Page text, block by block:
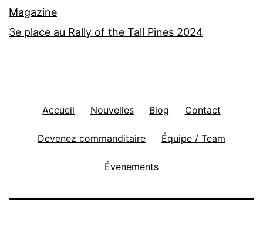
Magazine
3e place au Rally of the Tall Pines 2024
Accueil Nouvelles Blog Contact
Devenez commanditaire Équipe / Team
Évenements